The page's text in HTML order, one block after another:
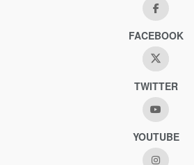
FACEBOOK
TWITTER
YOUTUBE